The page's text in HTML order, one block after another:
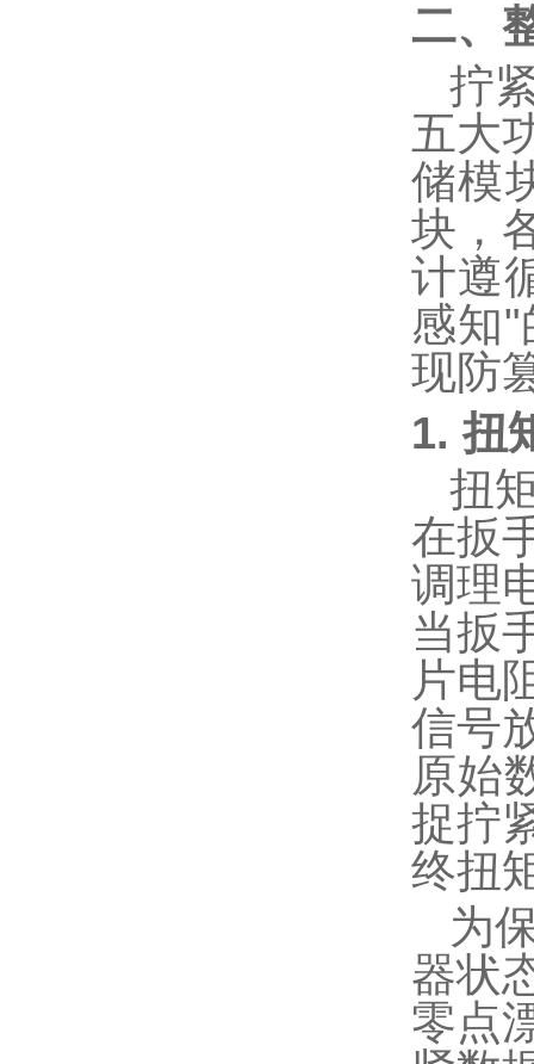
二、
拧
五大
储模
块，
计遵
感知"
现防
1. 扭
扭
在扳
调理
当扳
片电
信号
原始
捉拧
终扭
为
器状
零点